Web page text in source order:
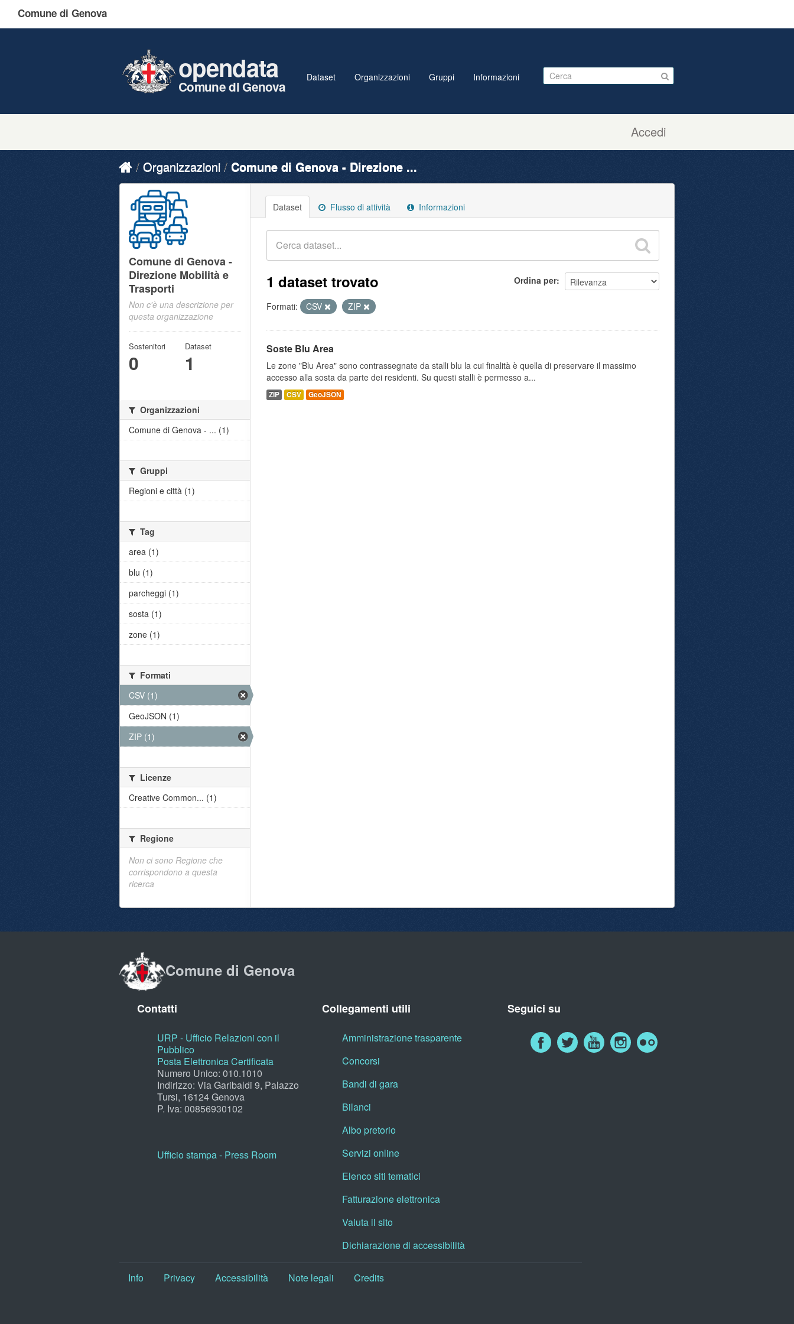
Comune di Genova
Accedi
opendata
Comune di Genova
Dataset Organizzazioni Gruppi Informazioni
Organizzazioni Comune di Genova - Direzione ...
Dataset Flusso di attività Informazioni
Ordina per
1 dataset trovato
Formati: CSV ZIP
Soste Blu Area
Le zone "Blu Area" sono contrassegnate da stalli blu la cui finalità è quella di preservare il massimo
accesso alla sosta da parte dei residenti. Su questi stalli è permesso a...
ZIP CSV GeoJSON
Comune di Genova -
Direzione Mobilità e
Trasporti
Non c'è una descrizione per
questa organizzazione
Sostenitori
0
Dataset
1
Organizzazioni
Comune di Genova - ... (1)
Gruppi
Regioni e città (1)
Tag
area (1)
blu (1)
parcheggi (1)
sosta (1)
zone (1)
Formati
CSV (1)
GeoJSON (1)
ZIP (1)
Licenze
Creative Common... (1)
Regione
Non ci sono Regione che
corrispondono a questa
ricerca
Comune di Genova
Contatti
URP - Ufficio Relazioni con il
Pubblico
Posta Elettronica Certificata
Numero Unico: 010.1010
Indirizzo: Via Garibaldi 9, Palazzo
Tursi, 16124 Genova
P. Iva: 00856930102
Ufficio stampa - Press Room
Collegamenti utili
Amministrazione trasparente
Concorsi
Bandi di gara
Bilanci
Albo pretorio
Servizi online
Elenco siti tematici
Fatturazione elettronica
Valuta il sito
Dichiarazione di accessibilità
Seguici su
Info Privacy Accessibilità Note legali Credits